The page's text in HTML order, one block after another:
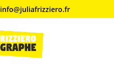
info@juliafrizziero.fr